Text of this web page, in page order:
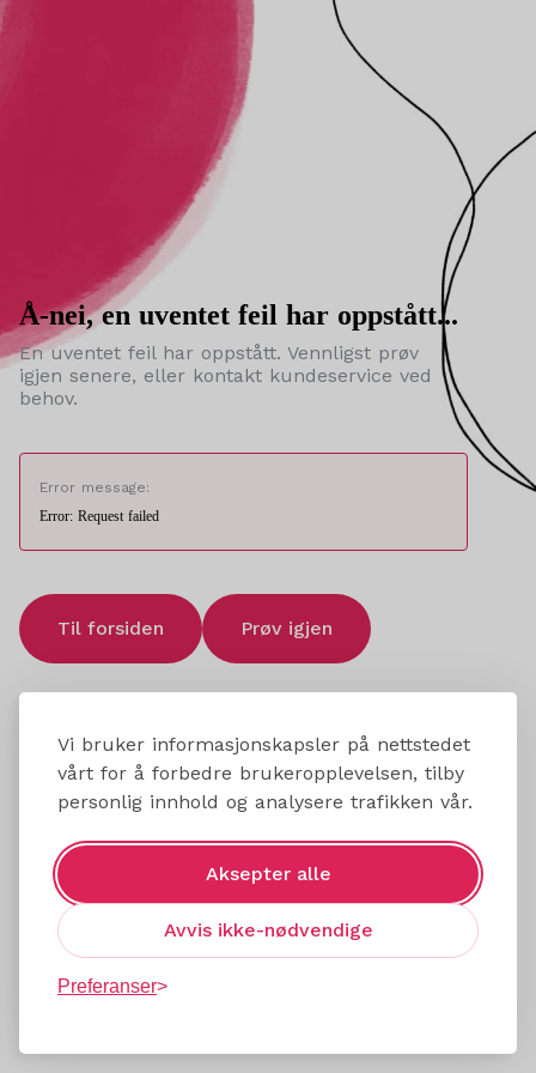
Vi bruker informasjonskapsler på nettstedet
vårt for å forbedre brukeropplevelsen, tilby
personlig innhold og analysere trafikken vår.
Aksepter alle
Avvis ikke-nødvendige
Preferanser
Å-nei, en uventet feil har oppstått...
En uventet feil har oppstått. Vennligst prøv
igjen senere, eller kontakt kundeservice ved
behov.
Error message:
Error: Request failed
Til forsiden Prøv igjen